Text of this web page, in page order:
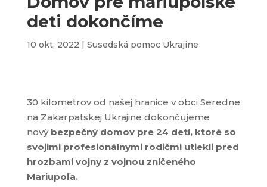
deti dokončíme
10 okt, 2022 | Susedská pomoc Ukrajine
30 kilometrov od našej hranice v obci Seredne
na Zakarpatskej Ukrajine dokončujeme
nový bezpečný domov pre 24 detí, ktoré so
svojimi profesionálnymi rodičmi utiekli pred
hrozbami vojny z vojnou zničeného
Mariupoľa.